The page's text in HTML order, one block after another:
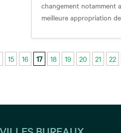
changement notamment
meilleure appropriation
15 16 17 18 19 20 21 22